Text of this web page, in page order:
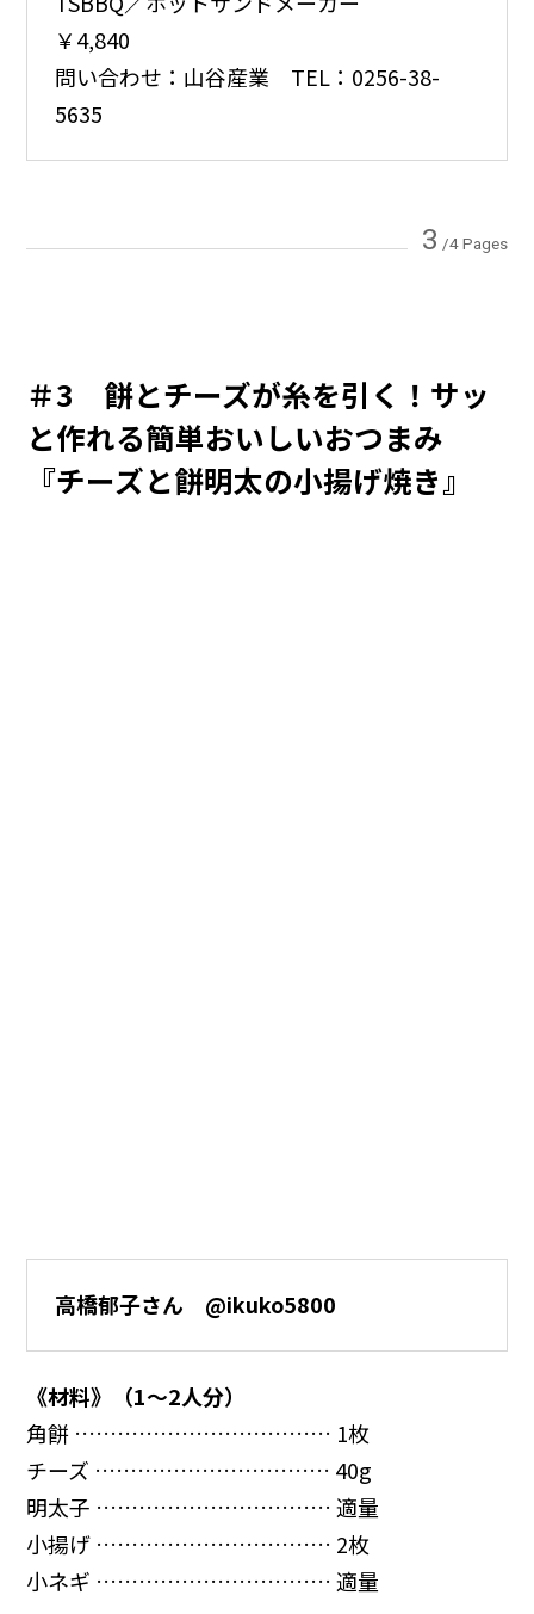
￥4,840
問い合わせ：山谷産業 TEL：0256-38-
5635
3 /4 Pages
＃3 餅とチーズが糸を引く！サッ
と作れる簡単おいしいおつまみ
『チーズと餅明太の小揚げ焼き』
高橋郁子さん @ikuko5800
《材料》（1～2人分）
角餅 ……………………………… 1枚
チーズ …………………………… 40g
明太子 …………………………… 適量
小揚げ …………………………… 2枚
小ネギ …………………………… 適量